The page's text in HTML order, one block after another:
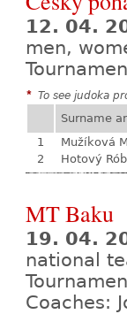
12. 04.
men,
* To see judoka
Surname
1
Mužíková
2
Hotový
MT Baku
19. 04.
national
Coaches: